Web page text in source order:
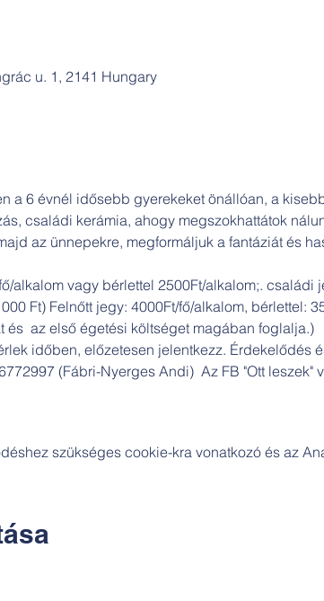
u. 1, 2141 Hungary
a 6 évnél idősebb gyerekeket önállóan, a
családi kerámia, ahogy megszokhattátok
az ünnepekre, megformáljuk a fantáziát és
alkalom vagy bérlettel 2500Ft/alkalom;. családi
Ft) Felnőtt jegy: 4000Ft/fő/alkalom, bérlettel:
az első égetési költséget magában foglalja.)
időben, előzetesen jelentkezz. Érdekelődés
(Fábri-Nyerges Andi)  Az FB "Ott leszek"
szükséges cookie-kra vonatkozó és az